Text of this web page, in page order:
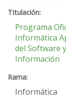
Programa
Informática
del Software
Información
Informática